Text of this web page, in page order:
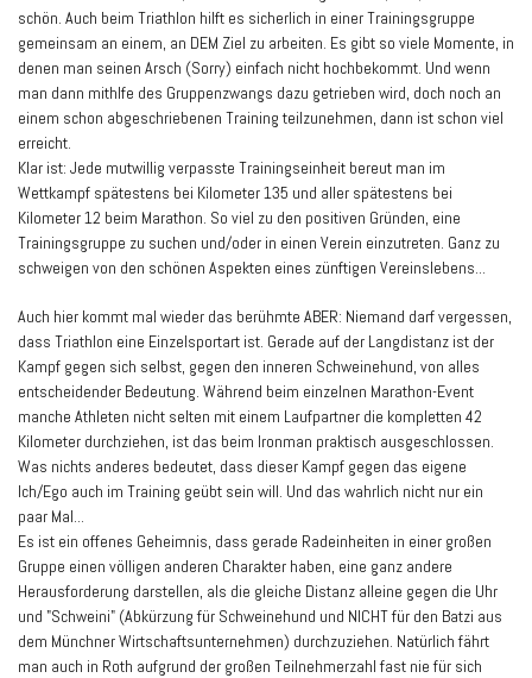
schön. Auch beim Triathlon hilft es sicherlich in einer Trainingsgruppe
gemeinsam an einem, an DEM Ziel zu arbeiten. Es gibt so viele Momente, in
denen man seinen Arsch (Sorry) einfach nicht hochbekommt. Und wenn
man dann mithlfe des Gruppenzwangs dazu getrieben wird, doch noch an
einem schon abgeschriebenen Training teilzunehmen, dann ist schon viel
erreicht.
Klar ist: Jede mutwillig verpasste Trainingseinheit bereut man im
Wettkampf spätestens bei Kilometer 135 und aller spätestens bei
Kilometer 12 beim Marathon. So viel zu den positiven Gründen, eine
Trainingsgruppe zu suchen und/oder in einen Verein einzutreten. Ganz zu
schweigen von den schönen Aspekten eines zünftigen Vereinslebens...
Auch hier kommt mal wieder das berühmte ABER: Niemand darf vergessen,
dass Triathlon eine Einzelsportart ist. Gerade auf der Langdistanz ist der
Kampf gegen sich selbst, gegen den inneren Schweinehund, von alles
entscheidender Bedeutung. Während beim einzelnen Marathon-Event
manche Athleten nicht selten mit einem Laufpartner die kompletten 42
Kilometer durchziehen, ist das beim Ironman praktisch ausgeschlossen.
Was nichts anderes bedeutet, dass dieser Kampf gegen das eigene
Ich/Ego auch im Training geübt sein will. Und das wahrlich nicht nur ein
paar Mal...
Es ist ein offenes Geheimnis, dass gerade Radeinheiten in einer großen
Gruppe einen völligen anderen Charakter haben, eine ganz andere
Herausforderung darstellen, als die gleiche Distanz alleine gegen die Uhr
und "Schweini" (Abkürzung für Schweinehund und NICHT für den Batzi aus
dem Münchner Wirtschaftsunternehmen) durchzuziehen. Natürlich fährt
man auch in Roth aufgrund der großen Teilnehmerzahl fast nie für sich